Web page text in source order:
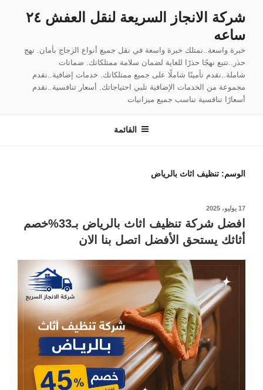
المحتوى
شركة الانجاز السريعة لنقل العفش ٢٤
ساعه
خبرة واسعة..نمتلك خبرة واسعة في نقل جميع أنواع الزجاج بأمان. نهج
حذر..نتبع نهجًا حذرًا للغاية لضمان سلامة ممتلكاتك. ضمانات
شاملة..نقدم تأمينًا شاملًا على جميع ممتلكاتك. خدمات إضافية..نقدم
مجموعة من الخدمات الإضافية تلبي احتياجاتك. أسعار تنافسية..نقدم
أسعارًا تنافسية تناسب جميع ميزانيات
القائمة
الوسم: تنظيف اثاث بالرياض
نُشر
في
17 يوليو، 2025
افضل شركة تنظيف اثاث بالرياض بـ33%خصم
أثاثك يستحق الأفضل اتصل بنا الان